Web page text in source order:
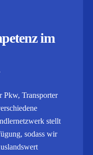
im
Pkw, Transporter
stellt
sodass wir